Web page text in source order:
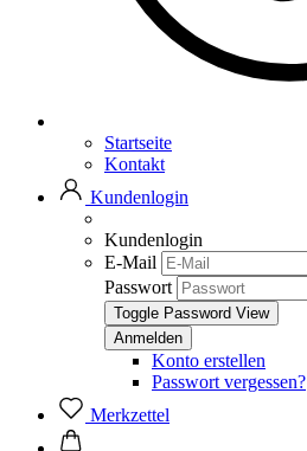
Startseite
Kontakt
Kundenlogin
Kundenlogin
E-Mail
Passwort
Toggle Password View
Konto erstellen
Passwort vergessen?
Merkzettel